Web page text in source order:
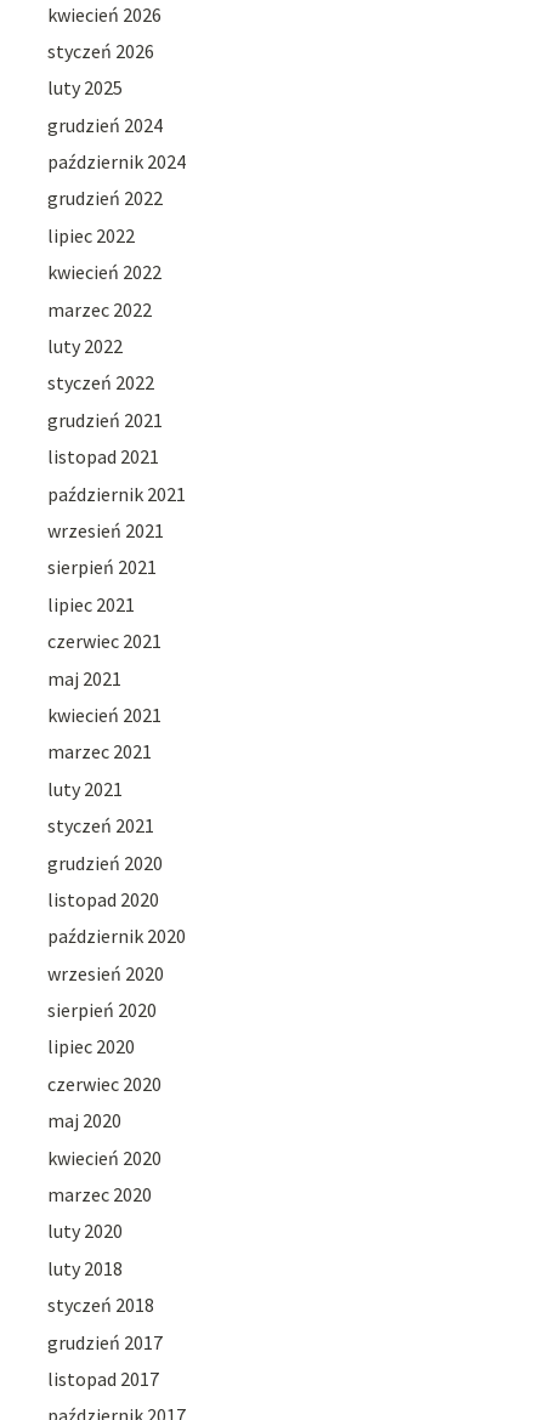
kwiecień 2026
styczeń 2026
luty 2025
grudzień 2024
październik 2024
grudzień 2022
lipiec 2022
kwiecień 2022
marzec 2022
luty 2022
styczeń 2022
grudzień 2021
listopad 2021
październik 2021
wrzesień 2021
sierpień 2021
lipiec 2021
czerwiec 2021
maj 2021
kwiecień 2021
marzec 2021
luty 2021
styczeń 2021
grudzień 2020
listopad 2020
październik 2020
wrzesień 2020
sierpień 2020
lipiec 2020
czerwiec 2020
maj 2020
kwiecień 2020
marzec 2020
luty 2020
luty 2018
styczeń 2018
grudzień 2017
listopad 2017